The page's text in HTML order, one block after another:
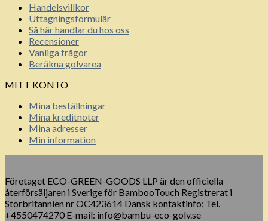
Handelsvillkor
Uttagningsformulär
Så här handlar du hos oss
Recensioner
Vanliga frågor
Beräkna golvarea
MITT KONTO
Mina beställningar
Mina kreditnoter
Mina adresser
Min information
Företaget ECO-GREEN-GOODS LLP är den officiella
återförsäljaren i Sverige för BambooTouch Registrerat i
Storbritannien nr OC423614 Dansk kontaktinfo: Tel.
+4550474270 E-mail: info@bambu-eco-golv.se